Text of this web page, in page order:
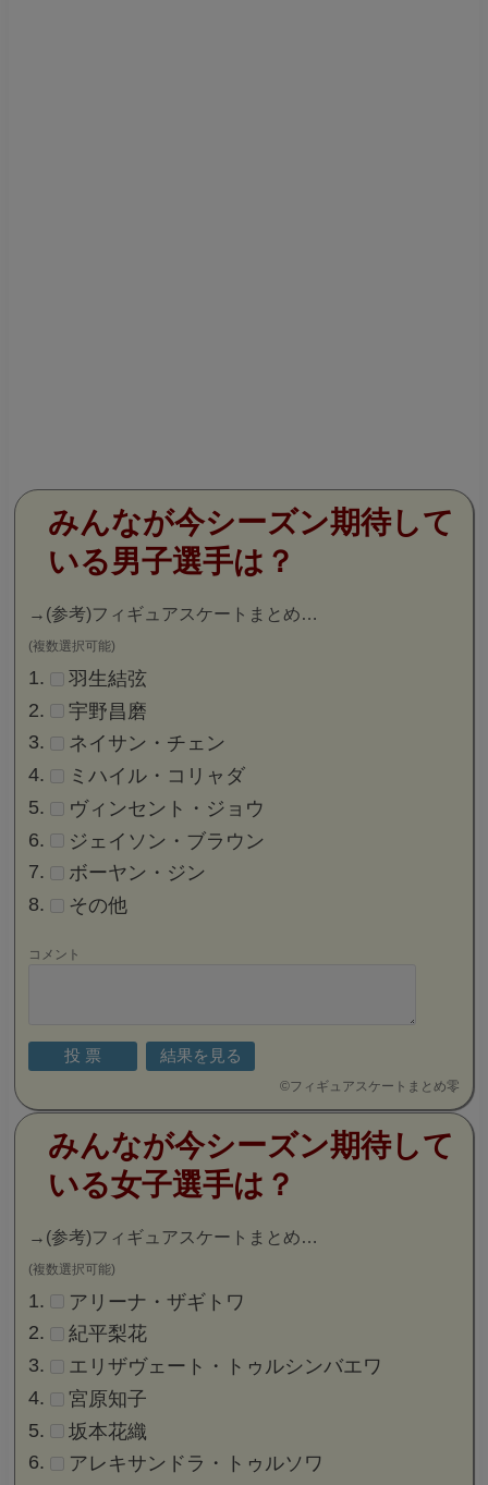
みんなが今シーズン期待して
いる男子選手は？
→ (参考)フィギュアスケートまとめ…
(複数選択可能)
羽生結弦
宇野昌磨
ネイサン・チェン
ミハイル・コリャダ
ヴィンセント・ジョウ
ジェイソン・ブラウン
ボーヤン・ジン
その他
コメント
©フィギュアスケートまとめ零
みんなが今シーズン期待して
いる女子選手は？
→ (参考)フィギュアスケートまとめ…
(複数選択可能)
アリーナ・ザギトワ
紀平梨花
エリザヴェート・トゥルシンバエワ
宮原知子
坂本花織
アレキサンドラ・トゥルソワ